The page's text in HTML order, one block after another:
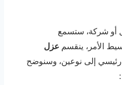
أو شركة، ستسمع
الأمر، ينقسم عزل
إلى نوعين، وسنوضح